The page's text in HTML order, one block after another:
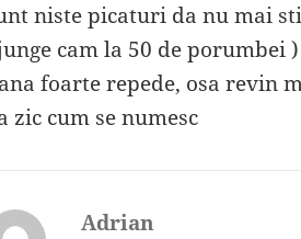
niste picaturi da nu mai
cam la 50 de porumbei
foarte repede, osa revin
zic cum se numesc
Adrian